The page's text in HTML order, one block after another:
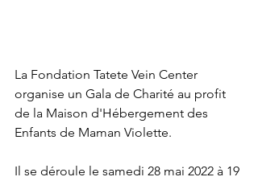
La Fondation Tatete Vein Center
organise un Gala de Charité au profit
de la Maison d'Hébergement des
Enfants de Maman Violette.
Il se déroule le samedi 28 mai 2022 à 19